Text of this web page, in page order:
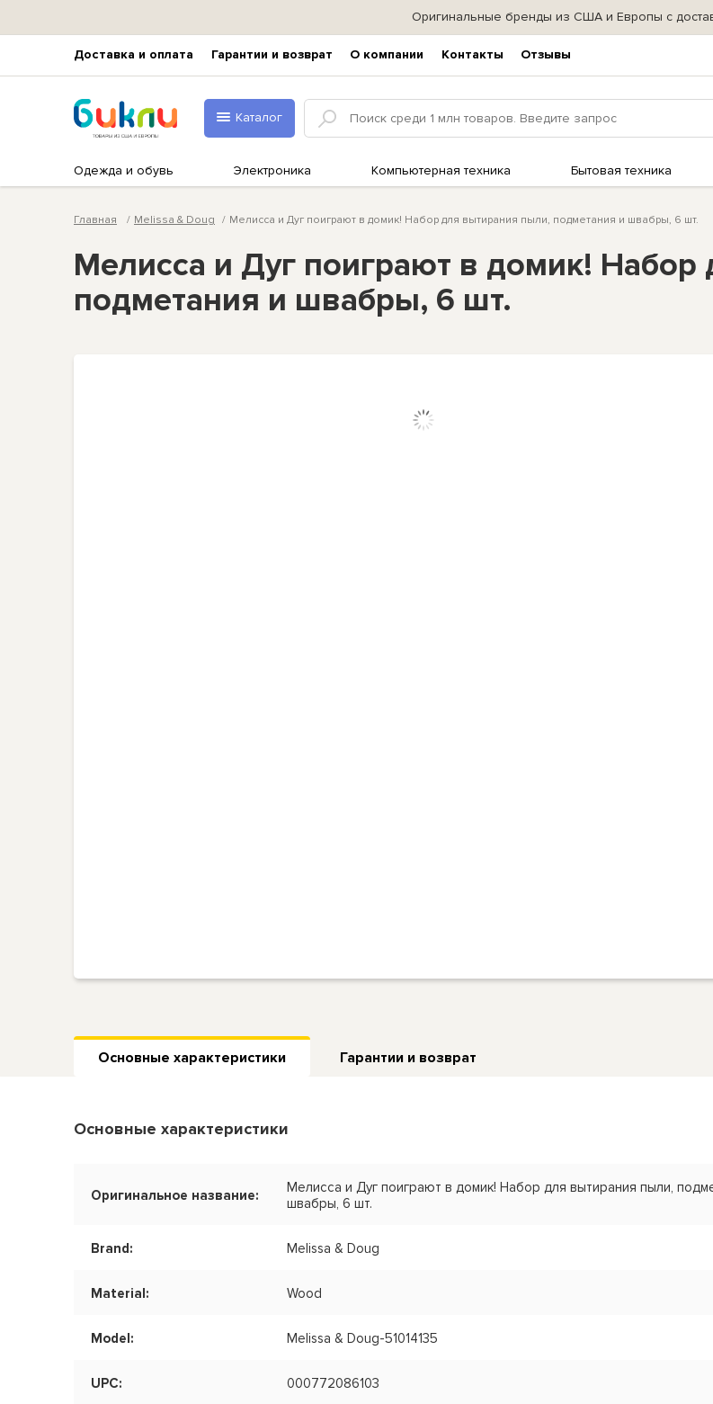
Оригинальные бренды из США и Европы с
Доставка и оплата Гарантии и возврат О компании Контакты Отзывы
Каталог
Одежда и обувь Электроника Компьютерная техника Бытовая техника
Главная Melissa & Doug Мелисса и Дуг поиграют в домик! Набор для вытирания пыли, подметания и швабры, 6 шт.
Мелисса и Дуг поиграют в домик!
подметания и швабры, 6 шт.
Основные характеристики Гарантии и возврат
Основные характеристики
Оригинальное название:
Мелисса и Дуг поиграют в домик! Набор для вытирания пыли,
швабры, 6 шт.
Brand: Melissa & Doug
Material: Wood
Model: Melissa & Doug-51014135
UPC: 000772086103